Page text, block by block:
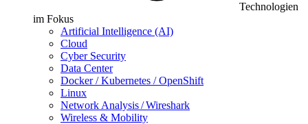
Technologien
im Fokus
Artificial Intelligence (AI)
Cloud
Cyber Security
Data Center
Docker / Kubernetes / OpenShift
Linux
Network Analysis / Wireshark
Wireless & Mobility